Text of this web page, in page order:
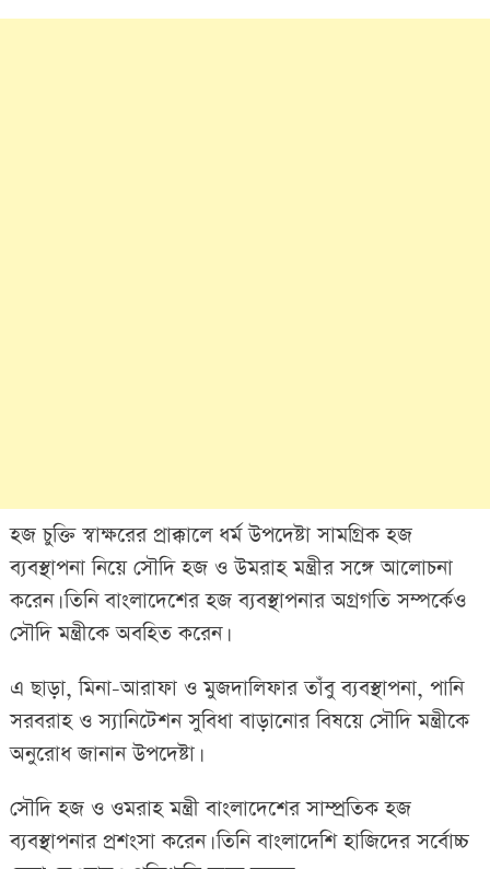
হজ চুক্তি স্বাক্ষরের প্রাক্কালে ধর্ম উপদেষ্টা সামগ্রিক হজ
ব্যবস্থাপনা নিয়ে সৌদি হজ ও উমরাহ মন্ত্রীর সঙ্গে আলোচনা
করেন। তিনি বাংলাদেশের হজ ব্যবস্থাপনার অগ্রগতি সম্পর্কেও
সৌদি মন্ত্রীকে অবহিত করেন।
এ ছাড়া, মিনা-আরাফা ও মুজদালিফার তাঁবু ব্যবস্থাপনা, পানি
সরবরাহ ও স্যানিটেশন সুবিধা বাড়ানোর বিষয়ে সৌদি মন্ত্রীকে
অনুরোধ জানান উপদেষ্টা।
সৌদি হজ ও ওমরাহ মন্ত্রী বাংলাদেশের সাম্প্রতিক হজ
ব্যবস্থাপনার প্রশংসা করেন। তিনি বাংলাদেশি হাজিদের সর্বোচ্চ